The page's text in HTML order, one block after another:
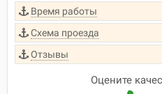
Время работы
Схема проезда
Отзывы
Оцените